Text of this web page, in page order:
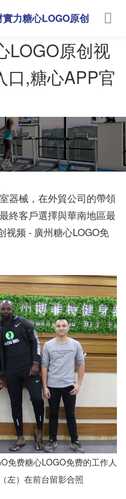
LOGO原创视
口,糖心APP官
力糖心LOGO原创
器械，在外貿公司的帶領
終客戶選擇與華南地區最
视频 - 廣州糖心LOGO免
免费糖心LOGO免费的工作人
左）在前台留影合照